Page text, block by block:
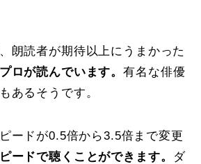
朗読者が期待以上にうまかった
プロが読んでいます。有名な俳優
あるそうです。
ードが0.5倍から3.5倍まで変更
ードで聴くことができます。
ダ